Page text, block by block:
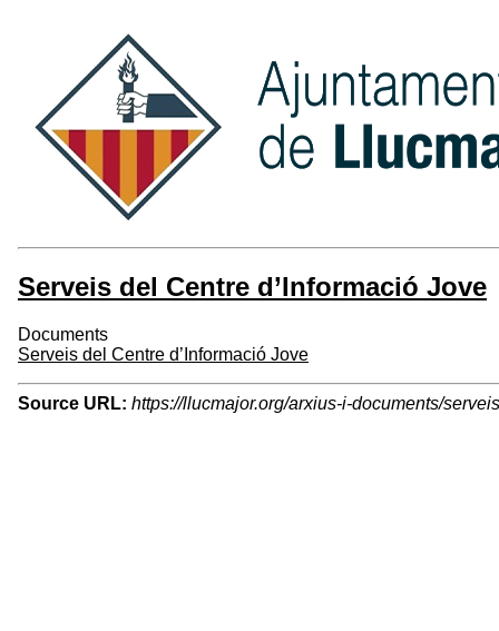
Serveis del Centre d’Informació Jove
Documents
Serveis del Centre d’Informació Jove
Source URL: https://llucmajor.org/arxius-i-documents/